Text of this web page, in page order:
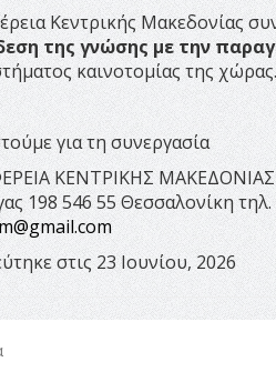
Κεντρικής Μακεδονίας
της γνώσης με την
καινοτομίας της χώρας.
για τη συνεργασία
ΚΕΝΤΡΙΚΗΣ
198 546 55 Θεσσαλονίκη
στις 23 Ιουνίου, 2026